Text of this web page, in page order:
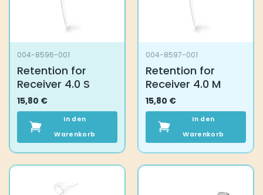
004-8596-001
Retention for
Receiver 4.0 S
15,80 €
In den
Warenkorb
004-8597-001
Retention for
Receiver 4.0 M
15,80 €
In den
Warenkorb